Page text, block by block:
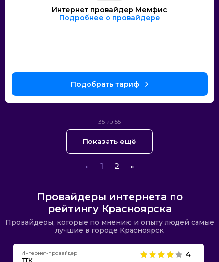
Интернет провайдер Мемфис
Подробнее о провайдере
Показать ещё
35 из 55
« 1 2 »
Провайдеры интернета по
рейтингу Красноярска
Провайдеры, которые по мнению и опыту людей самые
лучшие в городе Красноярск
Интернет-провайдер
ТТК
4